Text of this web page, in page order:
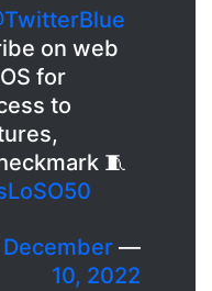
on web
for
to
🧵
— Twitter (@Twitter)
December
10, 2022